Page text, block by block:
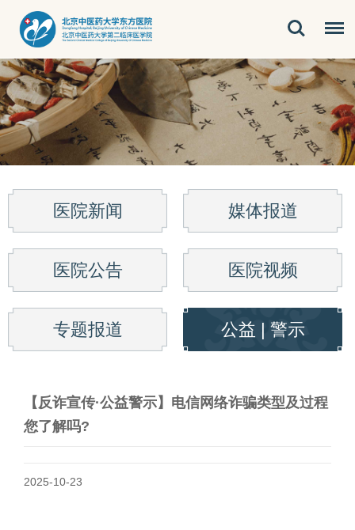
医院新闻 媒体报道
医院公告 医院视频
专题报道 公益 | 警示
【反诈宣传·公益警示】电信网络诈骗类型及过程
您了解吗?
2025-10-23